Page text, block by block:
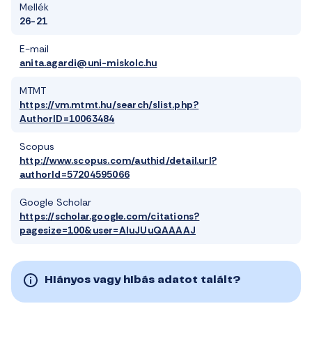
Mellék
26-21
E-mail
anita.agardi@uni-miskolc.hu
MTMT
https://vm.mtmt.hu/search/slist.php?
AuthorID=10063484
Scopus
http://www.scopus.com/authid/detail.url?
authorId=57204595066
Google Scholar
https://scholar.google.com/citations?
pagesize=100&user=AIuJUuQAAAAJ
Hiányos vagy hibás adatot talált?